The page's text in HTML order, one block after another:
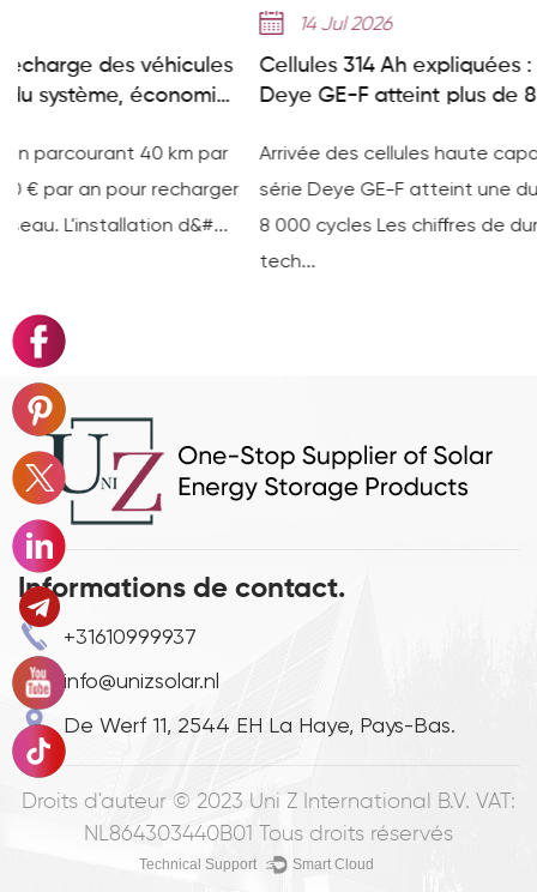
par
d&#...
Cellules 314 Ah expliquées : comment la
Deye GE-F atteint plus de 8 000 cycles
Arrivée des cellules haute capacité 314 Ah :
série Deye GE-F atteint une durée de vie de
8 000 cycles Les chiffres de durée de vie sur une
Informations de contact.
+31610999937
info@unizsolar.nl
De Werf 11, 2544 EH La Haye, Pays-Bas.
Droits d'auteur © 2023 Uni Z International B.V. VAT:
NL864303440B01
Tous droits réservés
Technical Support ： Smart Cloud